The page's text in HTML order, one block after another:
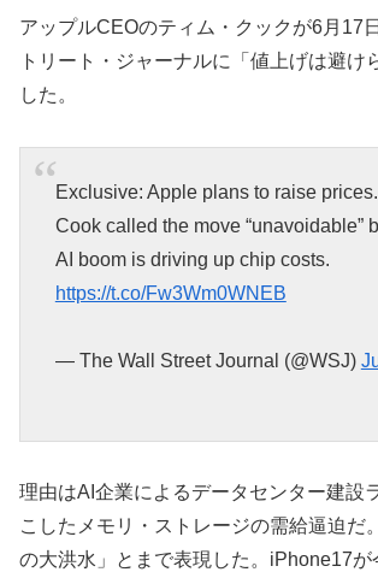
アップルCEOのティム・クックが6月17
トリート・ジャーナルに「値上げは避け
した。
Exclusive: Apple plans to raise
Cook called the move “unavoidable”
AI boom is driving up chip costs.
https://t.co/Fw3Wm0WNEB
— The Wall Street Journal (@WSJ)
理由はAI企業によるデータセンター建設
こしたメモリ・ストレージの需給逼迫だ
の大洪水」とまで表現した。iPhone17が